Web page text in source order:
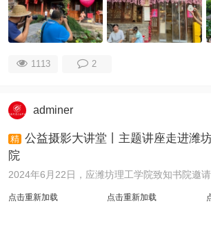
1113 2
adminer
精 公益摄影大讲堂丨主题讲座走进潍
院
点击重新加载 点击重新加载